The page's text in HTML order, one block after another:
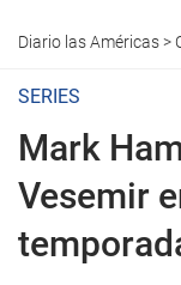
Diario las Américas>
SERIES
Mark
Vesemir